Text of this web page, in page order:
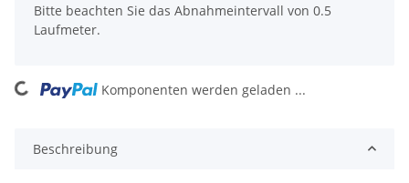
Bitte beachten Sie das Abnahmeintervall von 0.5
Laufmeter.
Komponenten werden geladen ...
Beschreibung